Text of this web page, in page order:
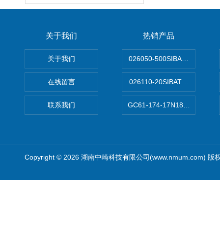
关于我们
关于我们
在线留言
联系我们
热销产品
026050-500SIBATA 500mL
026110-20SIBATA柴田科学
GC61-174-
Copyright © 2026 湖南中崎科技有限公司(www.nmum.com) 版